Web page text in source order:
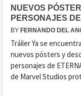
NUEVOS
PERSONAJES
BY FERNANDO DEL
Tráiler Ya se
nuevos pósters y
personajes de
de Marvel Studios